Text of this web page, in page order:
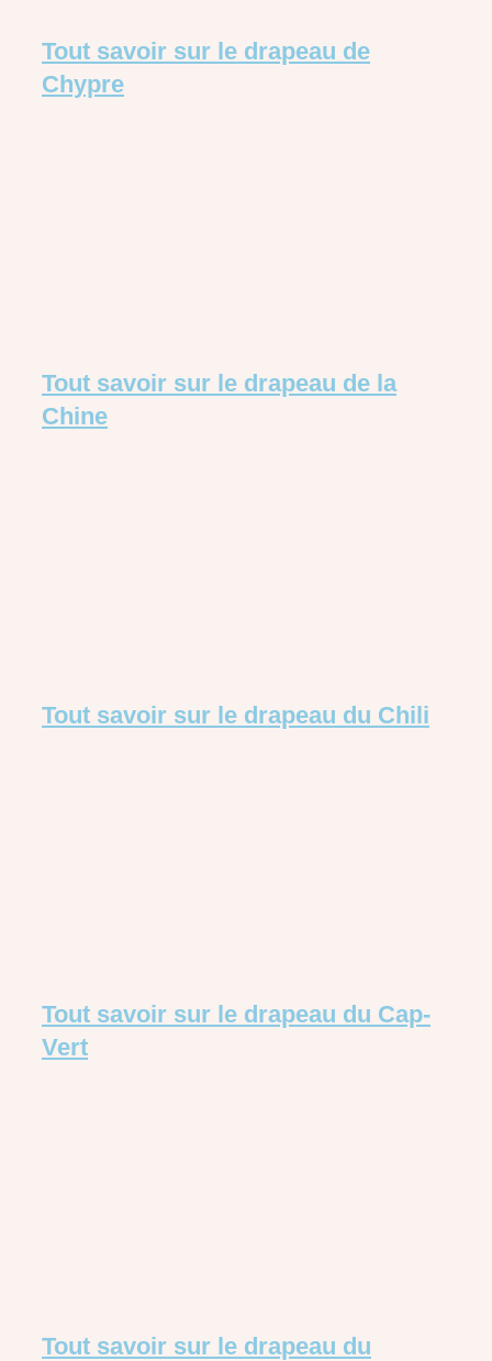
Tout savoir sur le drapeau de
Chypre
Tout savoir sur le drapeau de la
Chine
Tout savoir sur le drapeau du Chili
Tout savoir sur le drapeau du Cap-
Vert
Tout savoir sur le drapeau du